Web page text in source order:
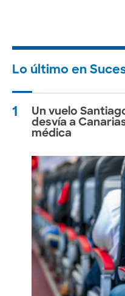
Lo último en
1
Un vuelo
desvía a
médica